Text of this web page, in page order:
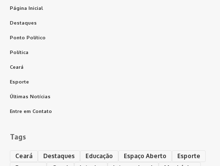
Página Inicial
Destaques
Ponto Político
Política
Ceará
Esporte
Últimas Notícias
Entre em Contato
Tags
Ceará Destaques Educação Espaço Aberto
Esporte